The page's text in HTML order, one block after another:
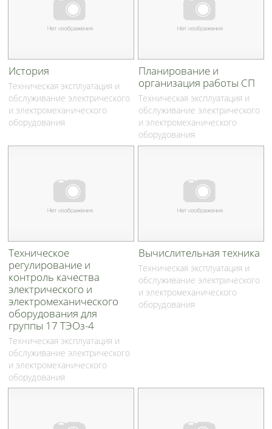
История
Техническая эксплуатация и
обслуживание электрического
и электромеханического
оборудования
Планирование и
организация работы СП
Техническая эксплуатация и
обслуживание электрического
и электромеханического
оборудования
Техническое
регулирование и
контроль качества
электрического и
электромеханического
оборудования для
группы 17 ТЭОз-4
Техническая эксплуатация и
обслуживание электрического
и электромеханического
оборудования
Вычислительная техника
Техническая эксплуатация и
обслуживание электрического
и электромеханического
оборудования